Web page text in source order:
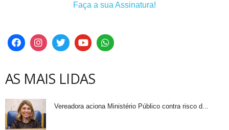
Faça a sua Assinatura!
AS MAIS LIDAS
Vereadora aciona Ministério Público contra risco d...